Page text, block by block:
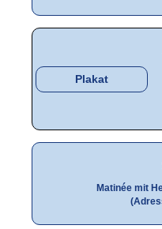
Plakat
Matinée mit